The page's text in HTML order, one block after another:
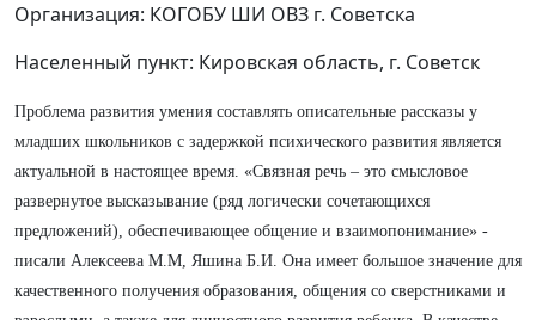
Организация: КОГОБУ ШИ ОВЗ г. Советска
Населенный пункт: Кировская область, г. Советск
Проблема развития умения составлять описательные рассказы у
младших школьников с задержкой психического развития является
актуальной в настоящее время. «Связная речь – это смысловое
развернутое высказывание (ряд логически сочетающихся
предложений), обеспечивающее общение и взаимопонимание» -
писали Алексеева М.М, Яшина Б.И. Она имеет большое значение для
качественного получения образования, общения со сверстниками и